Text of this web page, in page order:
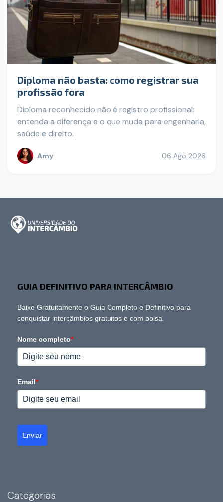
Diploma não basta: como registrar sua
profissão fora
Diploma reconhecido não é registro profissional:
entenda a diferença e o que muda para engenharia,
saúde e direito.
Amy 06 Ago 2026
GUIA DEFINITIVO PARA INTERCÂMBIO
Baixe Gratuitamente o Guia Completo e Definitivo para
conquistar intercâmbios gratuitos e com bolsa.
Nome completo*
Email*
Enviar
Categorias